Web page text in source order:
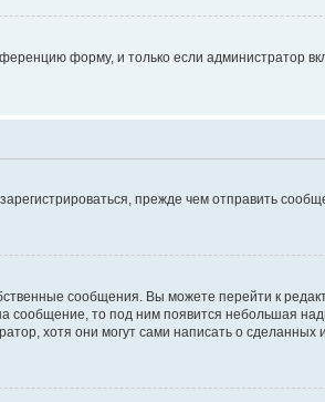
форму, и только если администратор
прежде чем отправить
сообщения. Вы можете перейти к
то под ним появится небольшая
хотя они могут сами написать о